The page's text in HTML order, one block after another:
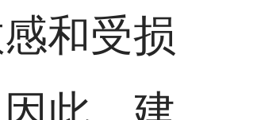
和受损